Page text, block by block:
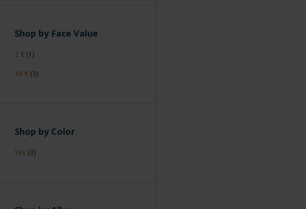
Shop by Face Value
2 € (1)
10 € (3)
Shop by Color
Yes (3)